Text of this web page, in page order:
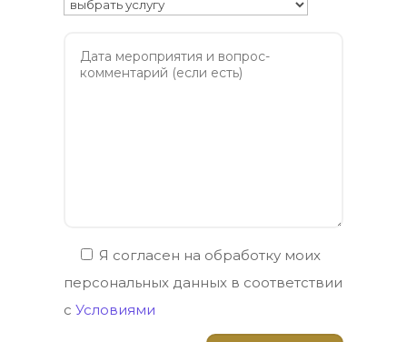
Я согласен на обработку моих
персональных данных в соответствии
с Условиями